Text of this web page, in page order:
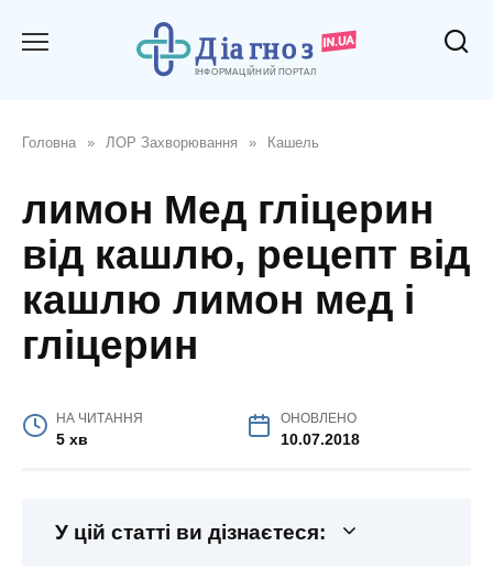
Головна » ЛОР Захворювання » Кашель
лимон Мед гліцерин
від кашлю, рецепт від
кашлю лимон мед і
гліцерин
НА ЧИТАННЯ
5 хв
ОНОВЛЕНО
10.07.2018
У цій статті ви дізнаєтеся: